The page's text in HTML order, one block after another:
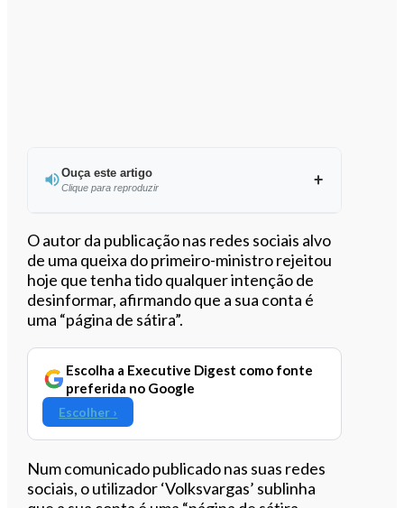
Ouça este artigo
Clique para reproduzir
Ouvir este artigo
O autor da publicação nas redes sociais alvo
de uma queixa do primeiro-ministro rejeitou
hoje que tenha tido qualquer intenção de
desinformar, afirmando que a sua conta é
uma “página de sátira”.
Escolha a Executive Digest como fonte
preferida no Google
Escolher ›
Num comunicado publicado nas suas redes
sociais, o utilizador ‘Volksvargas’ sublinha